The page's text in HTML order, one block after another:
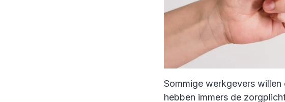
Sommige werkgevers
hebben immers de